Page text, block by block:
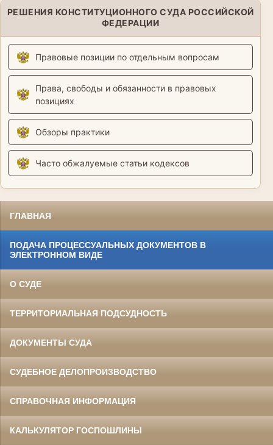
РЕШЕНИЯ КОНСТИТУЦИОННОГО СУДА РОССИЙСКОЙ
ФЕДЕРАЦИИ
Правовые позиции по отдельным вопросам
Права, свободы и обязанности в правовых
позициях
Обзоры практики
Часто обжалуемые статьи кодексов
ГЛАВНАЯ
ПОДАЧА ПРОЦЕССУАЛЬНЫХ ДОКУМЕНТОВ В
ЭЛЕКТРОННОМ ВИДЕ
О СУДЕ
ТЕРРИТОРИАЛЬНАЯ ПОДСУДНОСТЬ
ДОКУМЕНТЫ СУДА
СУДЕБНОЕ ДЕЛОПРОИЗВОДСТВО
СПРАВОЧНАЯ ИНФОРМАЦИЯ
КАЛЬКУЛЯТОР ГОСПОШЛИНЫ